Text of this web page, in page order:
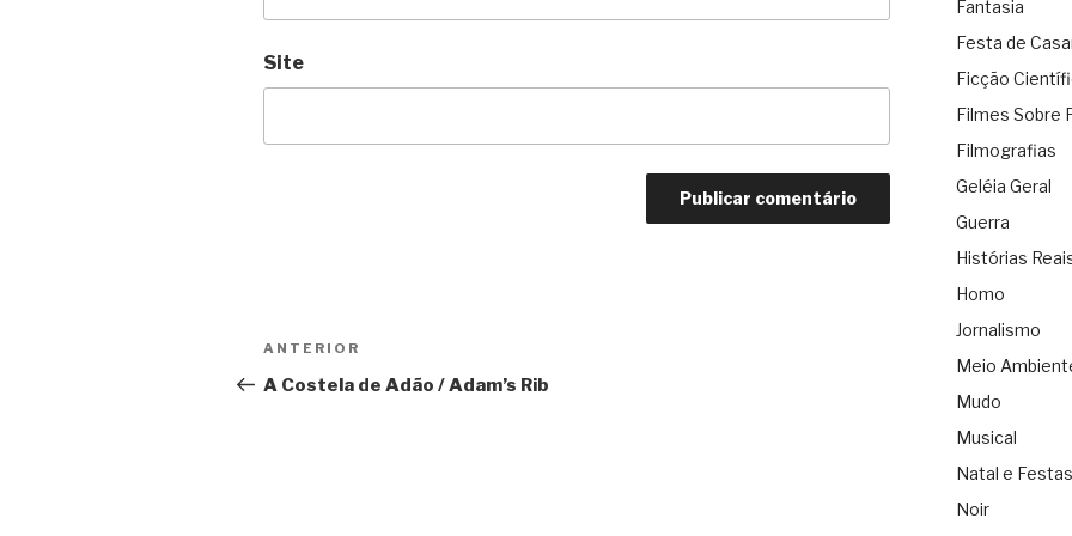
Site
Navegação
de
Anterior
ANTERIOR
A Costela de Adão / Adam’s Rib
Fantasia
Festa de
Ficção
Filmes Sobre
Filmografias
Geléia Geral
Guerra
Histórias
Homo
Jornalismo
Meio
Mudo
Musical
Natal e Festas
Noir